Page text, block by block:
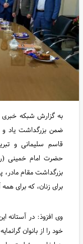
به گزارش شبکه خبری
ضمن بزرگداشت یاد و
قاسم سلیمانی و
حضرت امام خمینی
بزرگداشت مقام
برای زنان، که برای همه
وی افزوذ: در آستانه
خود را از بانوان